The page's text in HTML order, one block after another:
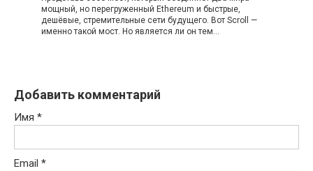
мощный, но перегруженный Ethereum и быстрые,
дешёвые, стремительные сети будущего. Вот Scroll —
именно такой мост. Но является ли он тем…
Добавить комментарий
Имя *
Email *